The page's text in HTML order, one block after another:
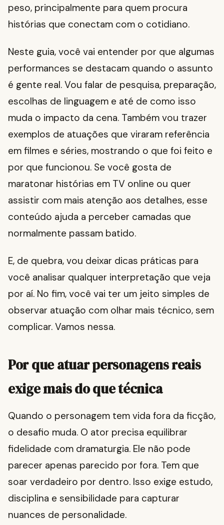
peso, principalmente para quem procura
histórias que conectam com o cotidiano.
Neste guia, você vai entender por que algumas
performances se destacam quando o assunto
é gente real. Vou falar de pesquisa, preparação,
escolhas de linguagem e até de como isso
muda o impacto da cena. Também vou trazer
exemplos de atuações que viraram referência
em filmes e séries, mostrando o que foi feito e
por que funcionou. Se você gosta de
maratonar histórias em TV online ou quer
assistir com mais atenção aos detalhes, esse
conteúdo ajuda a perceber camadas que
normalmente passam batido.
E, de quebra, vou deixar dicas práticas para
você analisar qualquer interpretação que veja
por aí. No fim, você vai ter um jeito simples de
observar atuação com olhar mais técnico, sem
complicar. Vamos nessa.
Por que atuar personagens reais
exige mais do que técnica
Quando o personagem tem vida fora da ficção,
o desafio muda. O ator precisa equilibrar
fidelidade com dramaturgia. Ele não pode
parecer apenas parecido por fora. Tem que
soar verdadeiro por dentro. Isso exige estudo,
disciplina e sensibilidade para capturar
nuances de personalidade.